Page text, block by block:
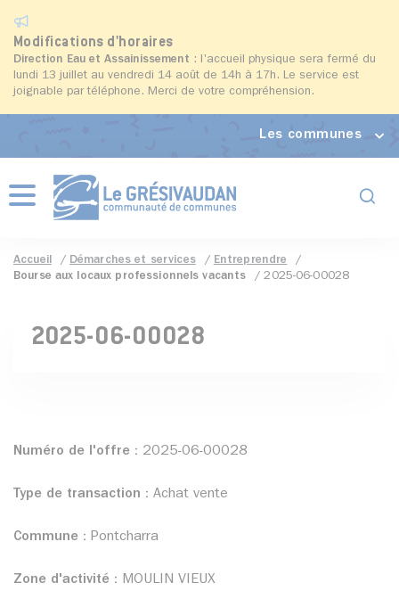
Modifications d'horaires
Direction Eau et Assainissement : l'accueil physique sera fermé du
lundi 13 juillet au vendredi 14 août de 14h à 17h. Le service est
joignable par téléphone. Merci de votre compréhension.
Les communes
Menu
Accueil Démarches et services
Entreprendre
Bourse aux locaux professionnels vacants
2025-06-00028
2025-06-00028
Numéro de l'offre : 2025-06-00028
Type de transaction : Achat vente
Commune : Pontcharra
Zone d'activité : MOULIN VIEUX